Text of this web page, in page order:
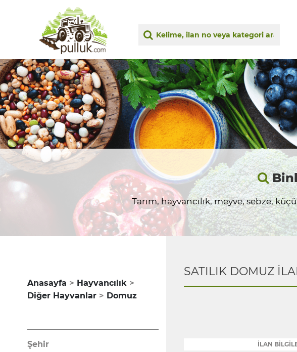
Tarım, hayvancılık, meyve, sebze,
Anasayfa
Hayvancılık
Diğer Hayvanlar
Domuz
Şehir
SATILIK DOMUZ
İLAN